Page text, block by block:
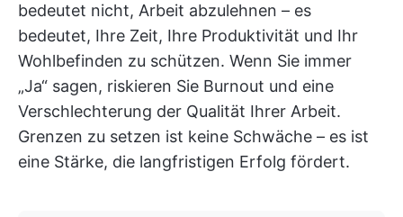
bedeutet nicht, Arbeit abzulehnen – es
bedeutet, Ihre Zeit, Ihre Produktivität und Ihr
Wohlbefinden zu schützen. Wenn Sie immer
„Ja“ sagen, riskieren Sie Burnout und eine
Verschlechterung der Qualität Ihrer Arbeit.
Grenzen zu setzen ist keine Schwäche – es ist
eine Stärke, die langfristigen Erfolg fördert.